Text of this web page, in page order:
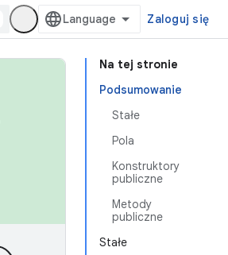
Zaloguj się
Na tej stronie
Podsumowanie
Stałe
Pola
Konstruktory
publiczne
Metody
publiczne
Stałe